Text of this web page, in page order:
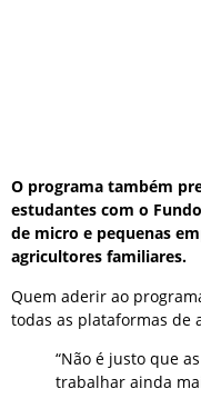
O programa também
estudantes com o
de micro e pequenas
agricultores familiares.
Quem aderir ao
todas as plataformas de
“Não é justo que
trabalhar ainda